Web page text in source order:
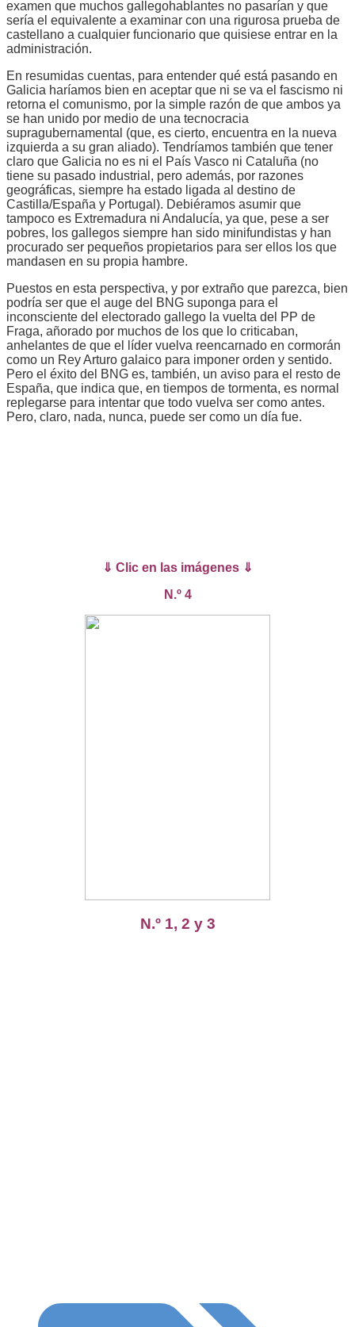
examen que muchos gallegohablantes no pasarían y que
sería el equivalente a examinar con una rigurosa prueba de
castellano a cualquier funcionario que quisiese entrar en la
administración.
En resumidas cuentas, para entender qué está pasando en
Galicia haríamos bien en aceptar que ni se va el fascismo ni
retorna el comunismo, por la simple razón de que ambos ya
se han unido por medio de una tecnocracia
supragubernamental (que, es cierto, encuentra en la nueva
izquierda a su gran aliado). Tendríamos también que tener
claro que Galicia no es ni el País Vasco ni Cataluña (no
tiene su pasado industrial, pero además, por razones
geográficas, siempre ha estado ligada al destino de
Castilla/España y Portugal). Debiéramos asumir que
tampoco es Extremadura ni Andalucía, ya que, pese a ser
pobres, los gallegos siempre han sido minifundistas y han
procurado ser pequeños propietarios para ser ellos los que
mandasen en su propia hambre.
Puestos en esta perspectiva, y por extraño que parezca, bien
podría ser que el auge del BNG suponga para el
inconsciente del electorado gallego la vuelta del PP de
Fraga, añorado por muchos de los que lo criticaban,
anhelantes de que el líder vuelva reencarnado en cormorán
como un Rey Arturo galaico para imponer orden y sentido.
Pero el éxito del BNG es, también, un aviso para el resto de
España, que indica que, en tiempos de tormenta, es normal
replegarse para intentar que todo vuelva ser como antes.
Pero, claro, nada, nunca, puede ser como un día fue.
⇓ Clic en las imágenes ⇓
N.º 4
N.º 1, 2 y 3